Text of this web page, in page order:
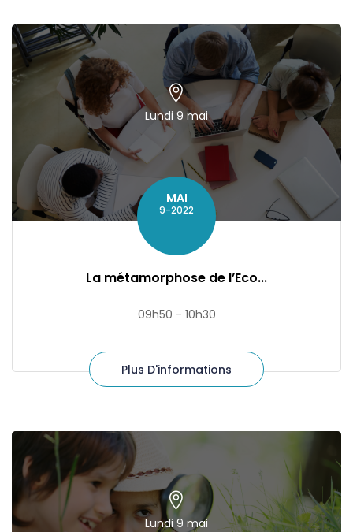
Lundi 9 mai
MAI
9-2022
La métamorphose de l’Eco...
09h50 - 10h30
Plus D'informations
Lundi 9 mai